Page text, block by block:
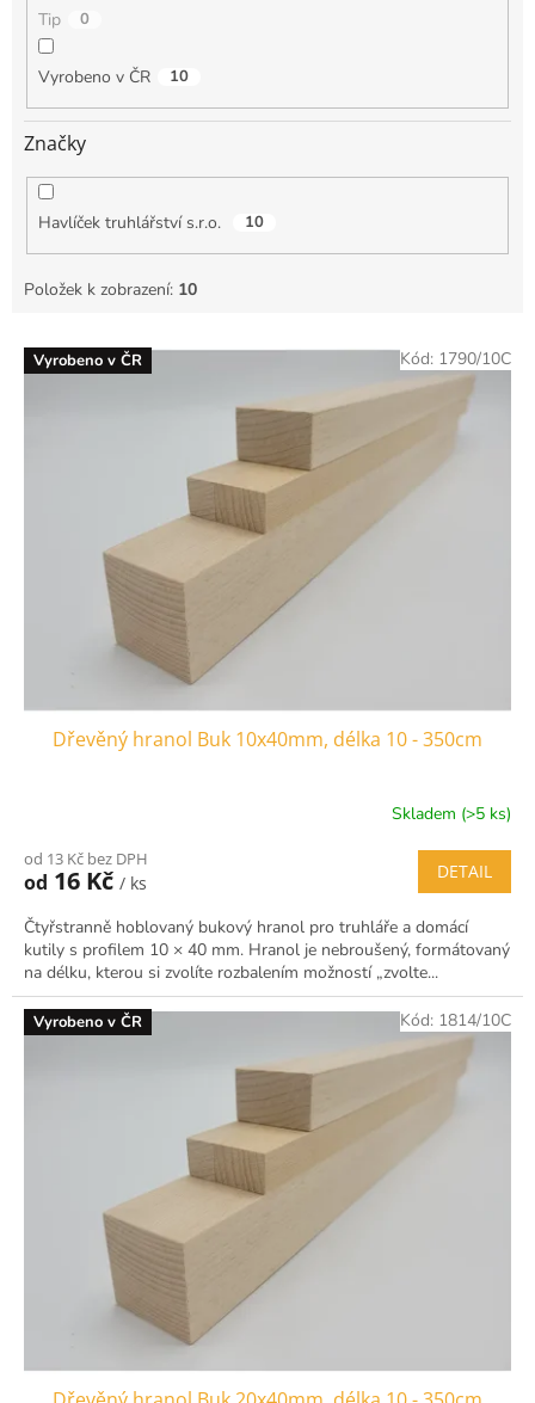
Tip 0
Vyrobeno v ČR 10
Značky
Havlíček truhlářství s.r.o. 10
Položek k zobrazení: 10
V Vyrobeno v ČR
Dřevěný hranol Buk 10x40mm, délka 10 - 350cm
Skladem (>5 ks)
od 13 Kč bez DPH
od 16 Kč / ks
DETAIL
Čtyřstranně hoblovaný bukový hranol pro truhláře a domácí
kutily s profilem 10 × 40 mm. Hranol je nebroušený, formátovaný
na délku, kterou si zvolíte rozbalením možností „zvolte...
Kód: 1790/10C
Vyrobeno v ČR Kód: 1814/10C